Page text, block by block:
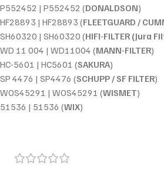
P552452 | P552452 (DONALDSON)
HF28893 | HF28893 (FLEETGUARD /
SH60320 | SH60320 (HIFI-FILTER (Jura
WD 11 004 | WD11004 (MANN-FILTER)
HC-5601 | HC5601 (SAKURA)
SP 4476 | SP4476 (SCHUPP / SF FILTER)
WOS45291 | WOS45291 (WISMET)
51536 | 51536 (WIX)